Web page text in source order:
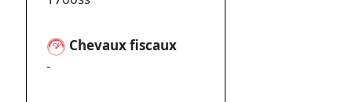
Chevaux fiscaux
-